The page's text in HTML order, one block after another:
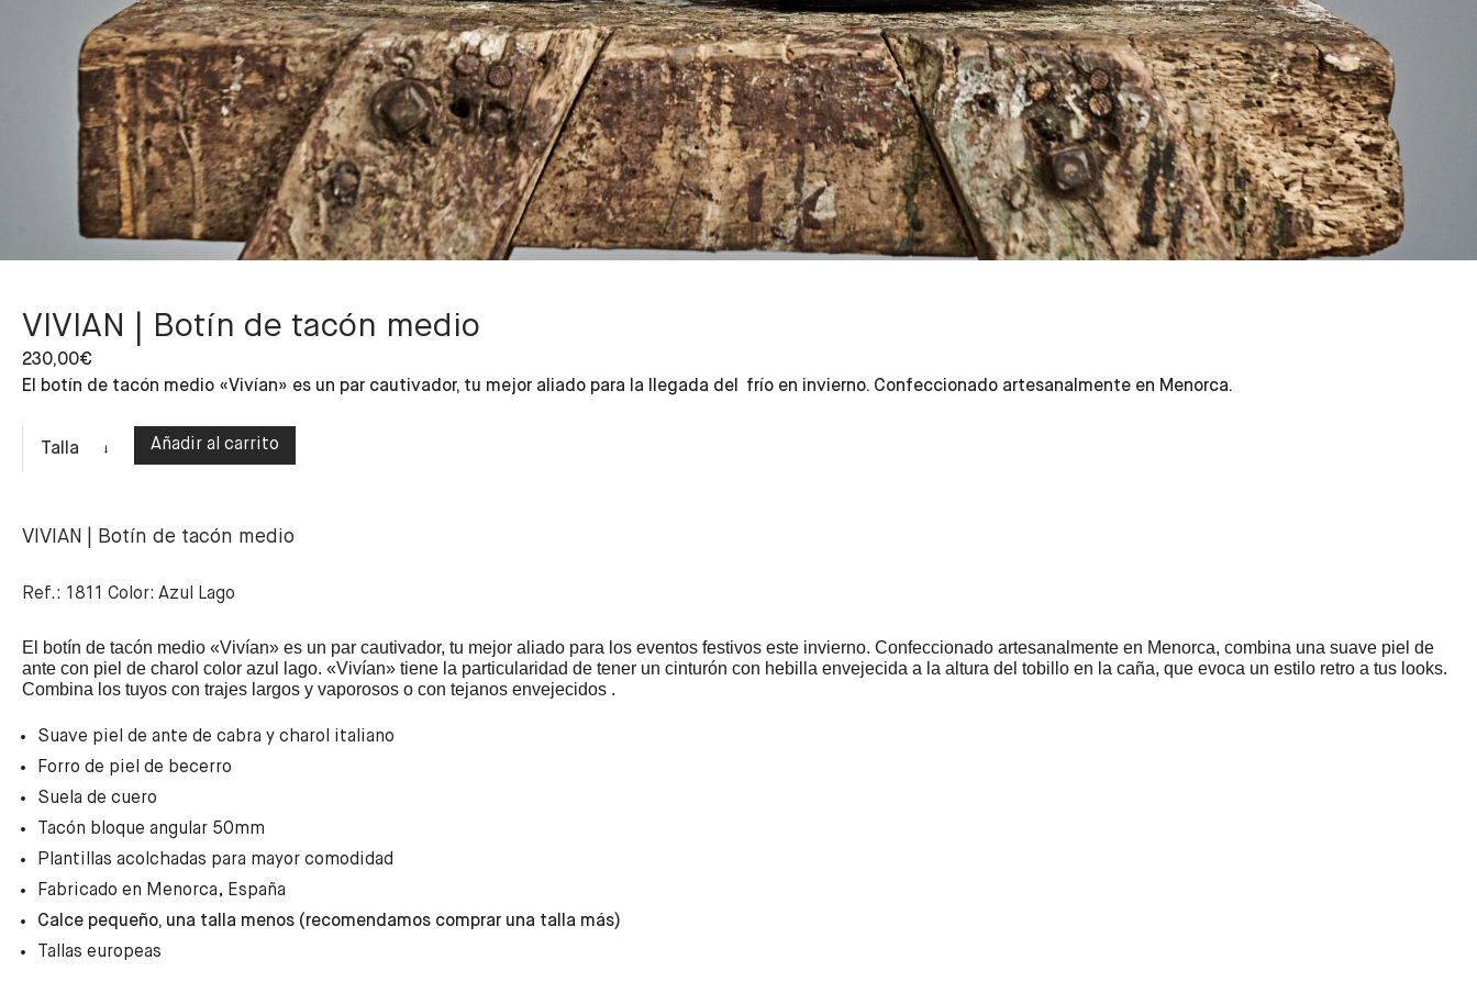
VIVIAN | Botín de tacón medio
230,00€
El botín de tacón medio «Vivían» es un par cautivador, tu mejor aliado para la llegada del frío en invierno. Confeccionado artesanalmente en Menorca.
Talla Añadir al carrito
VIVIAN | Botín de tacón medio
Ref.: 1811 Color: Azul Lago
El botín de tacón medio «Vivían» es un par cautivador, tu mejor aliado para los eventos festivos este invierno. Confeccionado artesanalmente en Menorca, combina una suave piel de
ante con piel de charol color azul lago. «Vivían» tiene la particularidad de tener un cinturón con hebilla envejecida a la altura del tobillo en la caña, que evoca un estilo retro a tus looks.
Combina los tuyos con trajes largos y vaporosos o con tejanos envejecidos .
Suave piel de ante de cabra y charol italiano
Forro de piel de becerro
Suela de cuero
Tacón bloque angular 50mm
Plantillas acolchadas para mayor comodidad
Fabricado en Menorca, España
Calce pequeño, una talla menos (recomendamos comprar una talla más)
Tallas europeas